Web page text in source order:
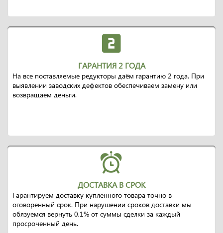
ГАРАНТИЯ 2 ГОДА
На все поставляемые редукторы даём гарантию 2 года. При
выявлении заводских дефектов обеспечиваем замену или
возвращаем деньги.
ДОСТАВКА В СРОК
Гарантируем доставку купленного товара точно в
оговоренный срок. При нарушении сроков доставки мы
обязуемся вернуть 0,1% от суммы сделки за каждый
просроченный день.